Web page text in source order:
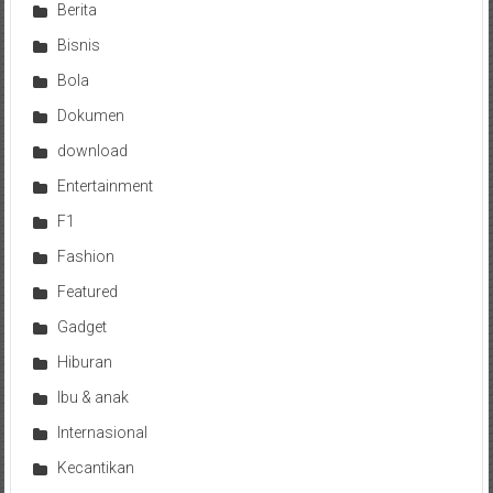
Berita
Bisnis
Bola
Dokumen
download
Entertainment
F1
Fashion
Featured
Gadget
Hiburan
Ibu & anak
Internasional
Kecantikan